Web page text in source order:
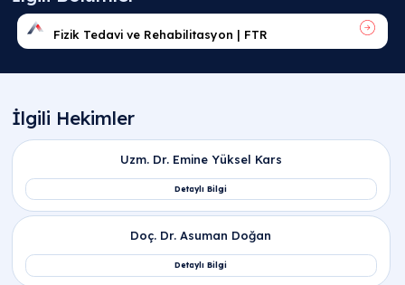
profesyonel bir titizlikle ve bilimsel yöntemlerle
koruyan teknik bir terapi dalı anlaşılır.
Ergoterapi kimlere uygulanır ve hangi hasta
gruplarını kapsar?
Ergoterapi ne zaman gereklidir ve sinyalleri
Ergoterapi seansları nasıl planlanır ve süreç